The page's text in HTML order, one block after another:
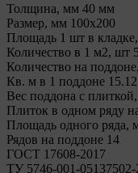
Толщина, мм 40 мм
Размер, мм 100х200
Площадь 1 шт в
Количество в 1 м2, шт
Количество на
Кв. м в 1 поддоне 15.12
Вес поддона с плиткой,
Плиток в одном ряду
Площадь одного ряда,
Рядов на поддоне 14
ГОСТ 17608-2017
ТУ 5746-001-05137502-